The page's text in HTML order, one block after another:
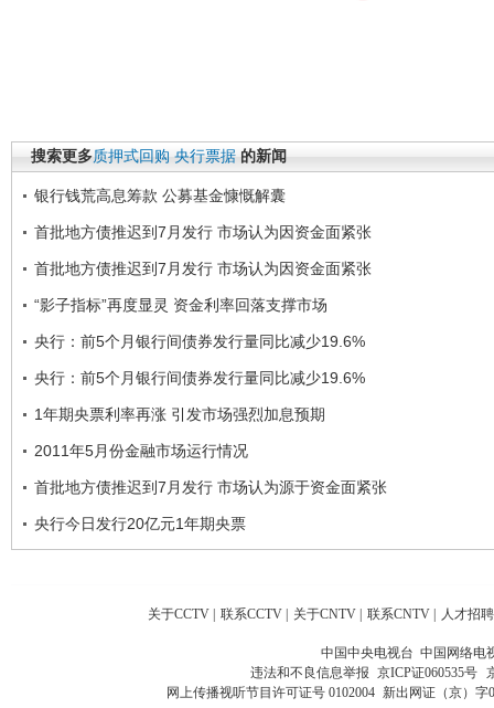
搜索更多质押式回购 央行票据 的新闻
银行钱荒高息筹款 公募基金慷慨解囊
首批地方债推迟到7月发行 市场认为因资金面紧张
首批地方债推迟到7月发行 市场认为因资金面紧张
“影子指标”再度显灵 资金利率回落支撑市场
央行：前5个月银行间债券发行量同比减少19.6%
央行：前5个月银行间债券发行量同比减少19.6%
1年期央票利率再涨 引发市场强烈加息预期
2011年5月份金融市场运行情况
首批地方债推迟到7月发行 市场认为源于资金面紧张
央行今日发行20亿元1年期央票
关于CCTV | 联系CCTV | 关于CNTV | 联系CNTV | 人才招聘
中国中央电视台 中国网络电
违法和不良信息举报 京ICP证060535号
网上传播视听节目许可证号 0102004 新出网证（京）